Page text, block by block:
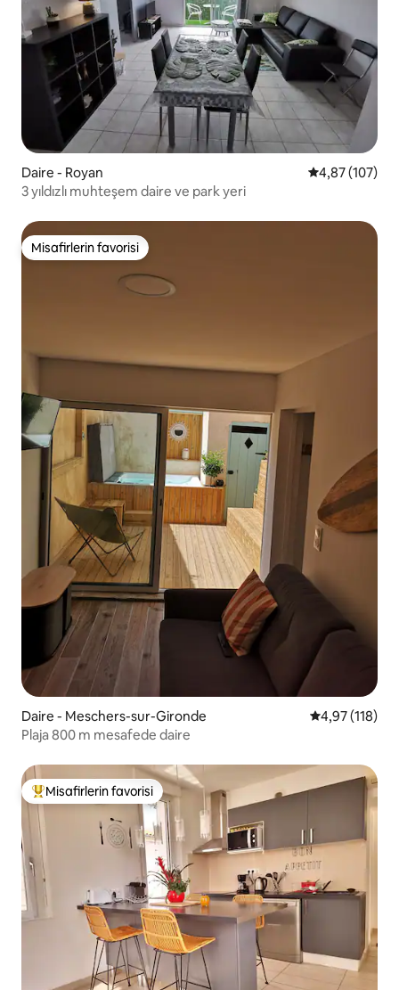
Daire - Royan 5 üzerinden
4,87 (107)
3 yıldızlı muhteşem daire ve park yeri
Misafirlerin favorisi
Misafirlerin favorisi
Daire - Meschers-sur-Gironde 5 üzerinden
4,97 (118)
Plaja 800 m mesafede daire
Misafirlerin favorilerinden en beğenilenler arasında
Misafirlerin favorisi